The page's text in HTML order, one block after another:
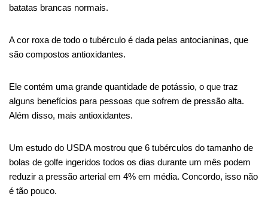
batatas brancas normais.
A cor roxa de todo o tubérculo é dada pelas antocianinas, que
são compostos antioxidantes.
Ele contém uma grande quantidade de potássio, o que traz
alguns benefícios para pessoas que sofrem de pressão alta.
Além disso, mais antioxidantes.
Um estudo do USDA mostrou que 6 tubérculos do tamanho de
bolas de golfe ingeridos todos os dias durante um mês podem
reduzir a pressão arterial em 4% em média. Concordo, isso não
é tão pouco.